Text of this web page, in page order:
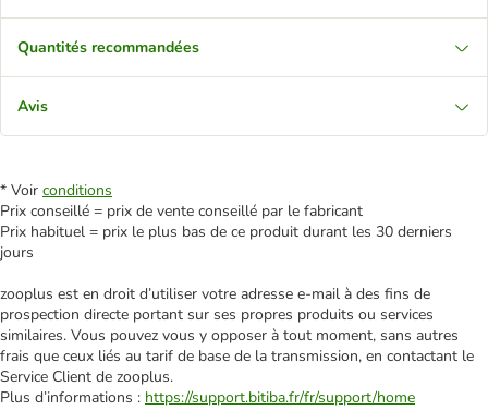
Quantités recommandées
Avis
* Voir conditions
Prix conseillé = prix de vente conseillé par le fabricant
Prix habituel = prix le plus bas de ce produit durant les 30 derniers
jours
zooplus est en droit d’utiliser votre adresse e‑mail à des fins de
prospection directe portant sur ses propres produits ou services
similaires. Vous pouvez vous y opposer à tout moment, sans autres
frais que ceux liés au tarif de base de la transmission, en contactant le
Service Client de zooplus.
Plus d’informations : https://support.bitiba.fr/fr/support/home